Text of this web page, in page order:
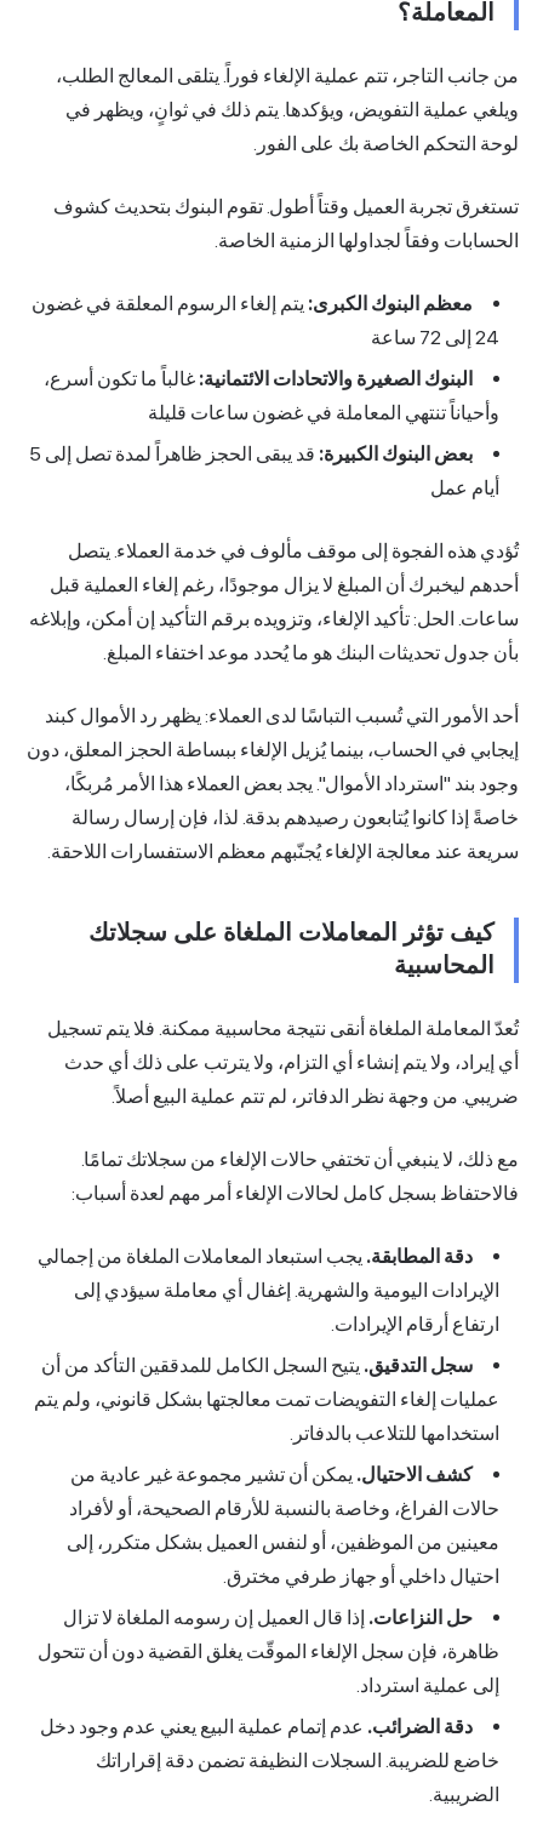
المعاملة؟
من جانب التاجر، تتم عملية الإلغاء فوراً. يتلقى المعالج الطلب،
ويلغي عملية التفويض، ويؤكدها. يتم ذلك في ثوانٍ، ويظهر في
لوحة التحكم الخاصة بك على الفور.
تستغرق تجربة العميل وقتاً أطول. تقوم البنوك بتحديث كشوف
الحسابات وفقاً لجداولها الزمنية الخاصة.
معظم البنوك الكبرى: يتم إلغاء الرسوم المعلقة في غضون
24 إلى 72 ساعة
البنوك الصغيرة والاتحادات الائتمانية: غالباً ما تكون أسرع،
وأحياناً تنتهي المعاملة في غضون ساعات قليلة
بعض البنوك الكبيرة:
قد يبقى الحجز ظاهراً لمدة تصل إلى 5
أيام عمل
تُؤدي هذه الفجوة إلى موقف مألوف في خدمة العملاء. يتصل
أحدهم ليخبرك أن المبلغ لا يزال موجودًا، رغم إلغاء العملية قبل
ساعات. الحل: تأكيد الإلغاء، وتزويده برقم التأكيد إن أمكن، وإبلاغه
بأن جدول تحديثات البنك هو ما يُحدد موعد اختفاء المبلغ.
أحد الأمور التي تُسبب التباسًا لدى العملاء: يظهر رد الأموال كبند
إيجابي في الحساب، بينما يُزيل الإلغاء ببساطة الحجز المعلق، دون
وجود بند "استرداد الأموال". يجد بعض العملاء هذا الأمر مُربكًا،
خاصةً إذا كانوا يُتابعون رصيدهم بدقة. لذا، فإن إرسال رسالة
سريعة عند معالجة الإلغاء يُجنّبهم معظم الاستفسارات اللاحقة.
كيف تؤثر المعاملات الملغاة على سجلاتك
المحاسبية
تُعدّ المعاملة الملغاة أنقى نتيجة محاسبية ممكنة. فلا يتم تسجيل
أي إيراد، ولا يتم إنشاء أي التزام، ولا يترتب على ذلك أي حدث
ضريبي. من وجهة نظر الدفاتر، لم تتم عملية البيع أصلاً.
مع ذلك، لا ينبغي أن تختفي حالات الإلغاء من سجلاتك تمامًا.
فالاحتفاظ بسجل كامل لحالات الإلغاء أمر مهم لعدة أسباب:
دقة المطابقة. يجب استبعاد المعاملات الملغاة من إجمالي
الإيرادات اليومية والشهرية. إغفال أي معاملة سيؤدي إلى
ارتفاع أرقام الإيرادات.
سجل التدقيق. يتيح السجل الكامل للمدققين التأكد من أن
عمليات إلغاء التفويضات تمت معالجتها بشكل قانوني، ولم يتم
استخدامها للتلاعب بالدفاتر.
كشف الاحتيال. يمكن أن تشير مجموعة غير عادية من
حالات الفراغ، وخاصة بالنسبة للأرقام الصحيحة، أو لأفراد
معينين من الموظفين، أو لنفس العميل بشكل متكرر، إلى
احتيال داخلي أو جهاز طرفي مخترق.
حل النزاعات. إذا قال العميل إن رسومه الملغاة لا تزال
ظاهرة، فإن سجل الإلغاء الموقّت يغلق القضية دون أن تتحول
إلى عملية استرداد.
دقة الضرائب. عدم إتمام عملية البيع يعني عدم وجود دخل
خاضع للضريبة. السجلات النظيفة تضمن دقة إقراراتك
الضريبية.